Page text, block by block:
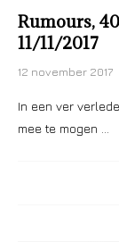
Rumours,
11/11/2017
12 november 2017
In een ver
mee te mogen …